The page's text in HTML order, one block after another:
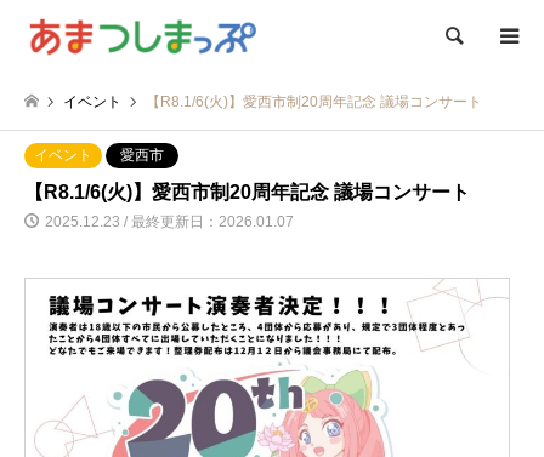
検索
イベント 【R8.1/6(火)】愛西市制20周年記念 議場コンサート
イベント 愛西市
【R8.1/6(火)】愛西市制20周年記念 議場コンサート
2025.12.23 / 最終更新日：2026.01.07